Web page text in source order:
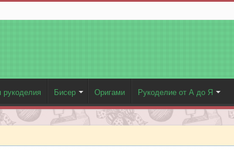
рукоделия Бисер Оригами Рукоделие от А до Я